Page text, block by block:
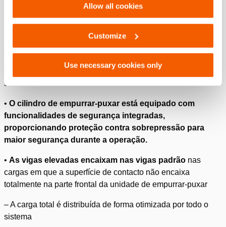
Allow all cookies
Customize
Use necessary cookies only
Com uma linha de retorno interna no cilindro de
– O risco de danos na linha é reduzido
– Mesmo comprimento de mangueira para a entrada e a
saída de óleo
• O cilindro de empurrar-puxar está equipado com
funcionalidades de segurança integradas,
proporcionando proteção contra sobrepressão para
maior segurança durante a operação.
• As vigas elevadas encaixam nas vigas padrão nas
cargas em que a superfície de contacto não encaixa
totalmente na parte frontal da unidade de empurrar-puxar
– A carga total é distribuída de forma otimizada por todo o
sistema